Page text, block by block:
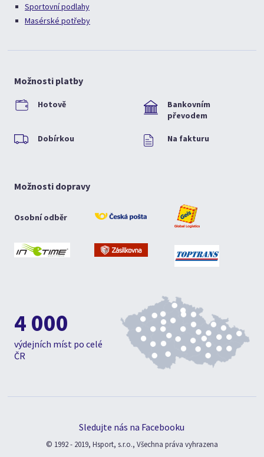
Sportovní podlahy
Masérské potřeby
Možnosti platby
Hotově
Bankovním
převodem
Dobírkou Na fakturu
Možnosti dopravy
Osobní odběr
4 000
výdejních míst po celé
ČR
Sledujte nás na Facebooku
© 1992 - 2019, Hsport, s.r.o., Všechna práva vyhrazena